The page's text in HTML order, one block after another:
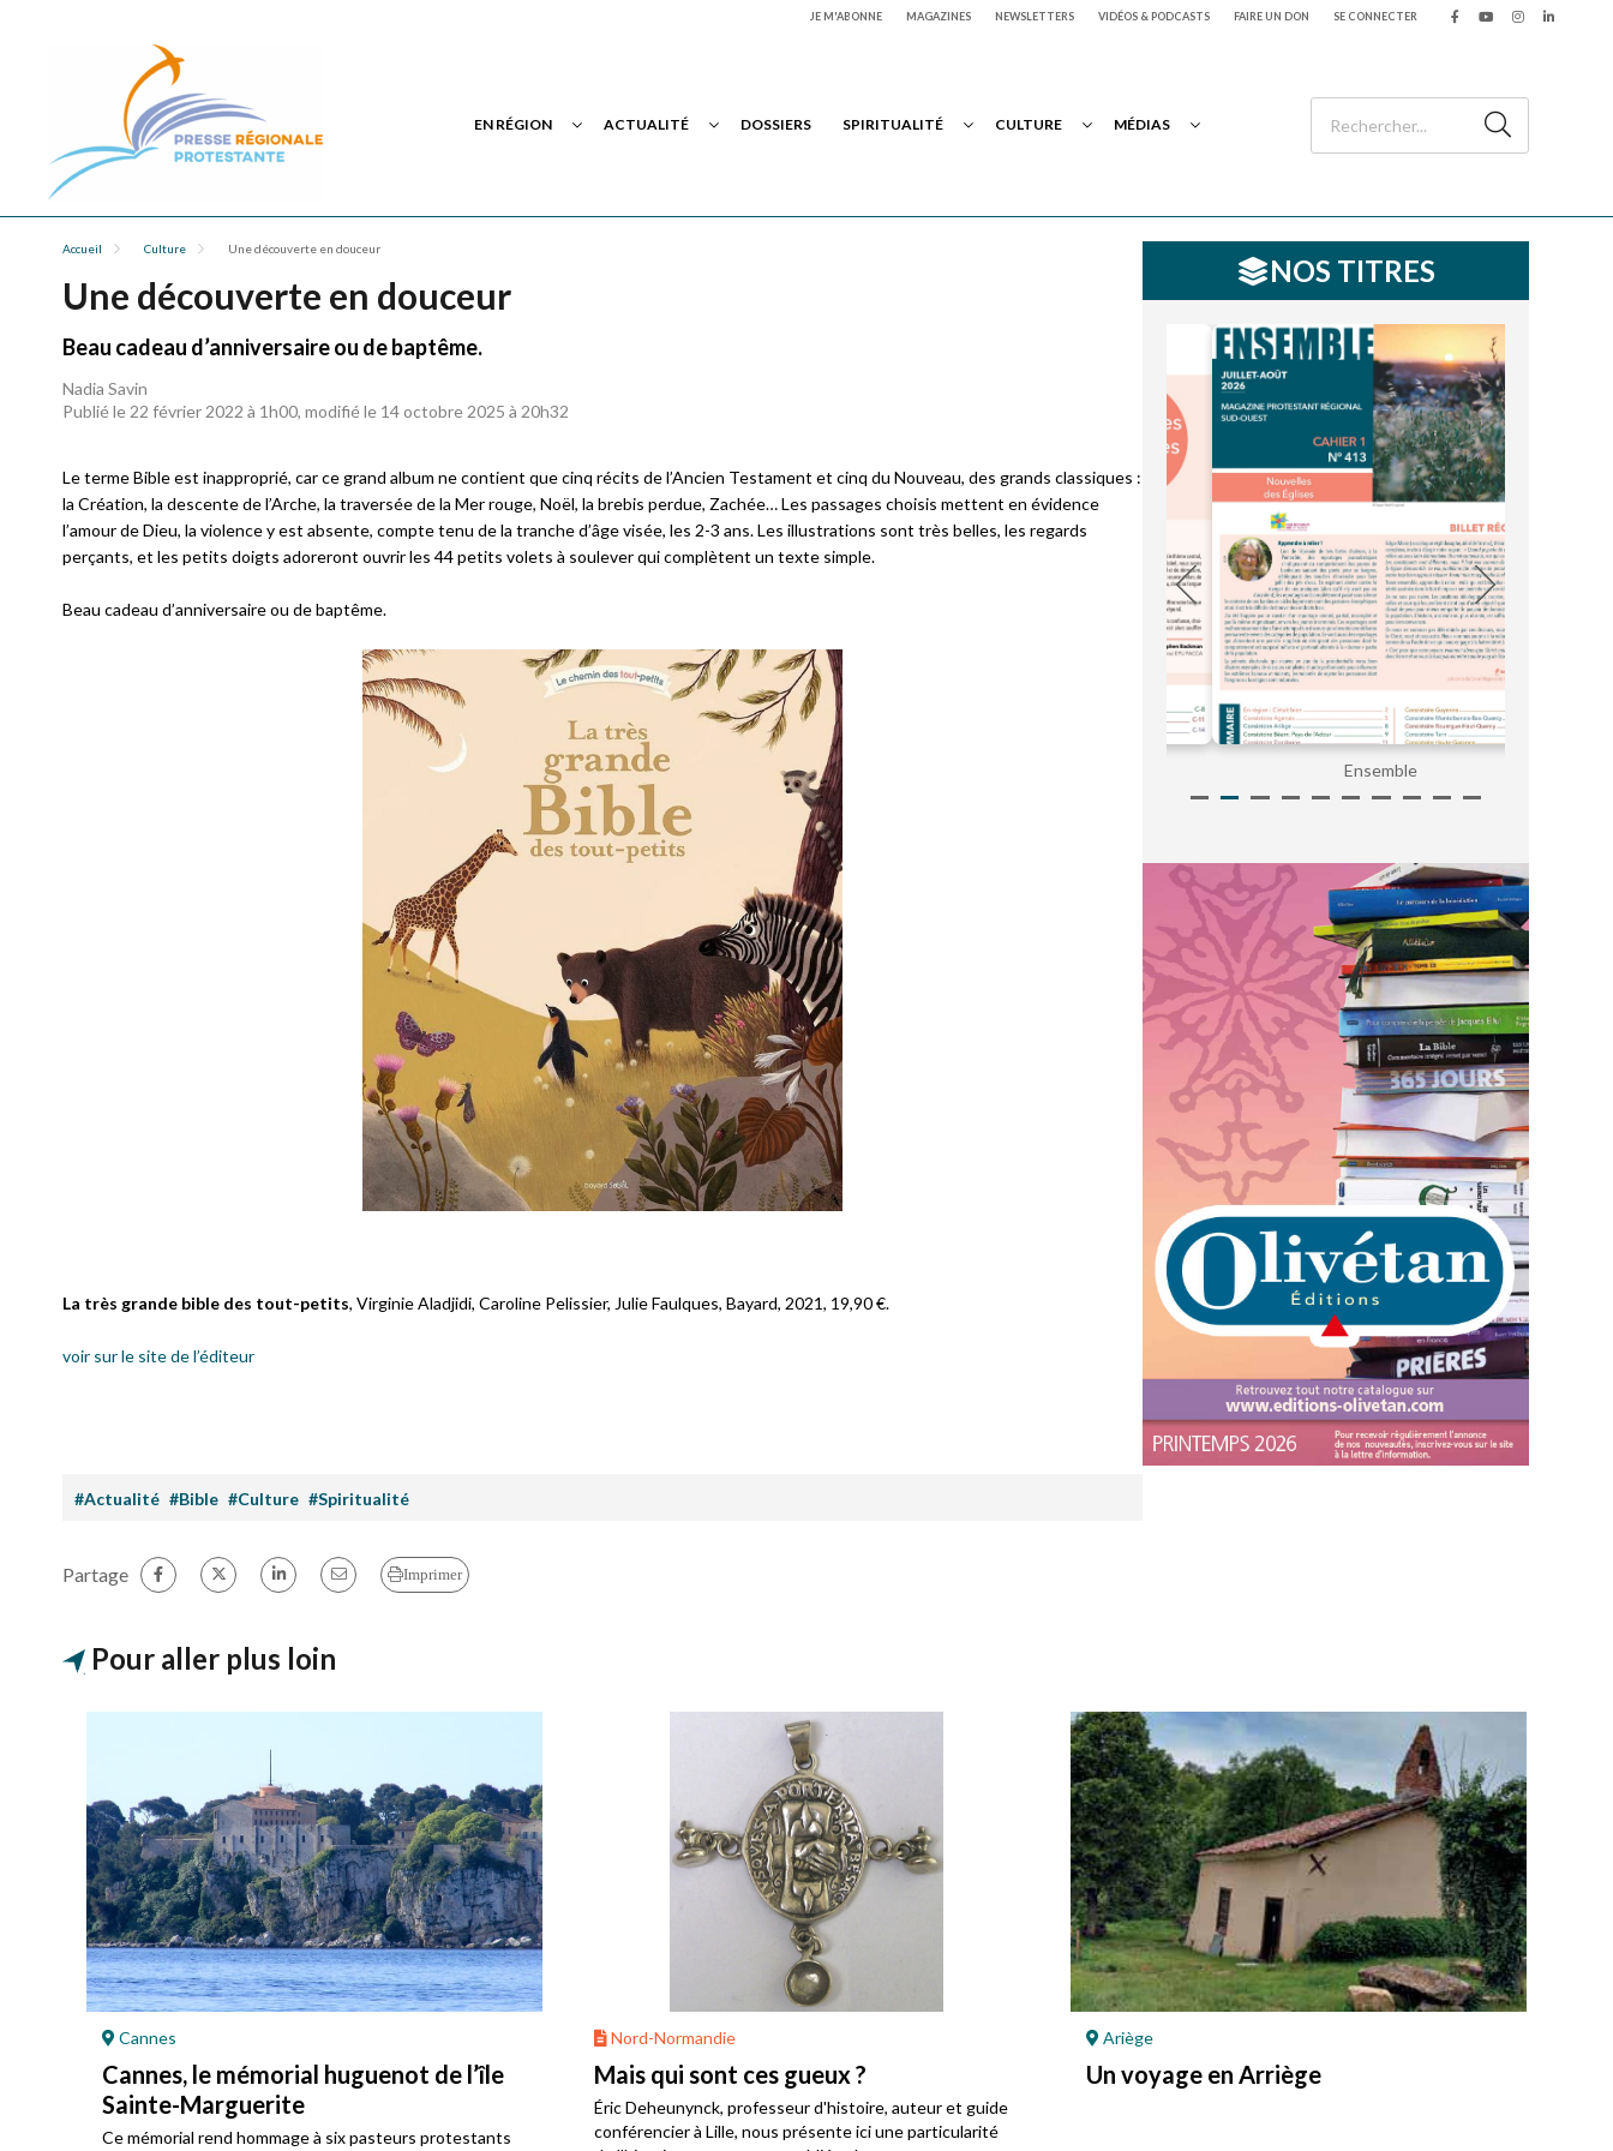
JE M'ABONNE MAGAZINES NEWSLETTERS VIDÉOS & PODCASTS FAIRE UN DON SE CONNECTER
EN RÉGION ACTUALITÉ DOSSIERS SPIRITUALITÉ CULTURE MÉDIAS
Accueil Culture Une découverte en douceur
Une découverte en douceur
Beau cadeau d’anniversaire ou de baptême.
Nadia Savin
Publié le 22 février 2022 à 1h00, modifié le 14 octobre 2025 à 20h32
Le terme Bible est inapproprié, car ce grand album ne contient que cinq récits de l’Ancien Testament et cinq du Nouveau, des grands classiques :
la Création, la descente de l’Arche, la traversée de la Mer rouge, Noël, la brebis perdue, Zachée… Les passages choisis mettent en évidence
l’amour de Dieu, la violence y est absente, compte tenu de la tranche d’âge visée, les 2-3 ans. Les illustrations sont très belles, les regards
perçants, et les petits doigts adoreront ouvrir les 44 petits volets à soulever qui complètent un texte simple.
Beau cadeau d’anniversaire ou de baptême.
La très grande bible des tout-petits, Virginie Aladjidi, Caroline Pelissier, Julie Faulques, Bayard, 2021, 19,90 €.
voir sur le site de l’éditeur
#Actualité #Bible #Culture #Spiritualité
NOS TITRES
Ensemble
Partage Imprimer
Pour aller plus loin
Cannes
Cannes, le mémorial huguenot de l’île
Sainte-Marguerite
Ce mémorial rend hommage à six pasteurs protestants
Nord-Normandie
Mais qui sont ces gueux ?
Éric Deheunynck, professeur d'histoire, auteur et guide
conférencier à Lille, nous présente ici une particularité
Ariège
Un voyage en Arriège